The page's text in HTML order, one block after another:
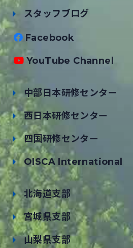
スタッフブログ
Facebook
YouTube Channel
中部日本研修センター
西日本研修センター
四国研修センター
OISCA International
北海道支部
宮城県支部
山梨県支部